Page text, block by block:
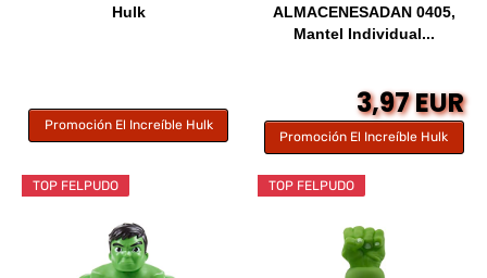
Hulk
Promoción El Increíble Hulk
ALMACENESADAN 0405,
Mantel Individual...
3,97 EUR
Promoción El Increíble Hulk
TOP FELPUDO TOP FELPUDO